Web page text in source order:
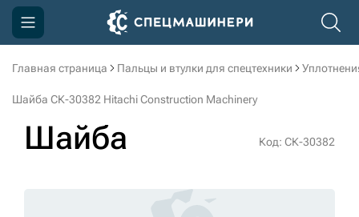
Главная страница Пальцы и втулки для спецтехники
Шайба СК-30382 Hitachi Construction Machinery
Шайба Код: СК-30382
Компания
Доставка и оплата